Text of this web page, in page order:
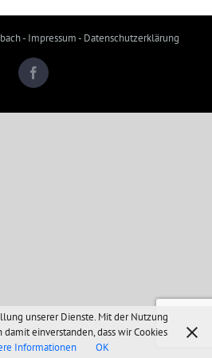
- Impressum- Datenschutzerklärung
Facebook
unserer Dienste. Mit der Nutzung
einverstanden, dass wir Cookies
Informationen OK